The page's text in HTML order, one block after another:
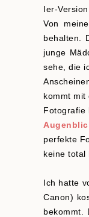
Ier-
Von
behalten.
junge
sehe, die
kommt
Fotografie
perfekte
keine total
Ich hatte
Canon)
bekommt.